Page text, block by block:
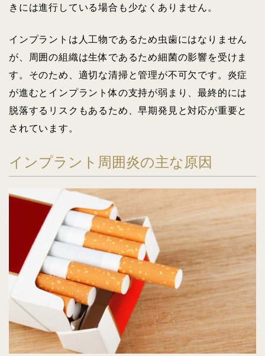
きには進行している場合も少なくありません。
インプラントは人工物であるため虫歯にはなりません
が、周囲の組織は生体であるため細菌の影響を受けま
す。そのため、適切な清掃と管理が不可欠です。炎症
が進むとインプラント体の支持が弱まり、最終的には
脱落するリスクもあるため、早期発見と対応が重要と
されています。
インプラント周囲炎の主な原因